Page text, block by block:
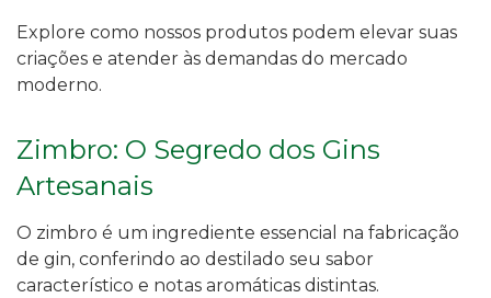
Explore como nossos produtos podem elevar suas
criações e atender às demandas do mercado
moderno.
Zimbro: O Segredo dos Gins
Artesanais
O zimbro é um ingrediente essencial na fabricação
de gin, conferindo ao destilado seu sabor
característico e notas aromáticas distintas.